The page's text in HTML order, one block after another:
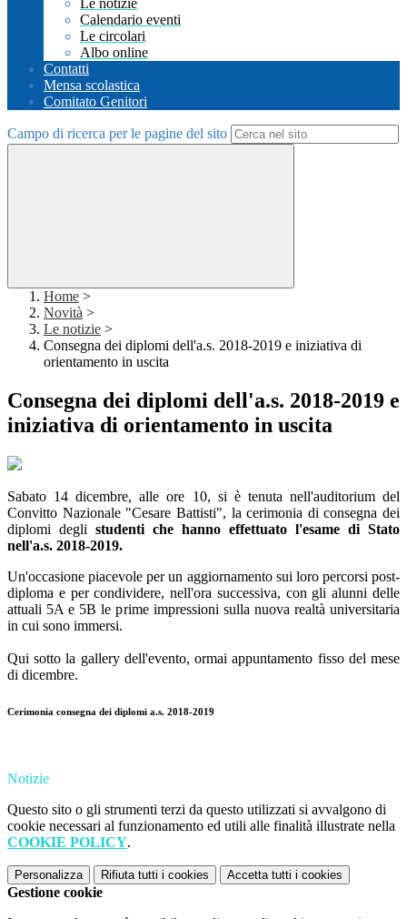
Le notizie
Calendario eventi
Le circolari
Albo online
Contatti
Mensa scolastica
Comitato Genitori
Campo di ricerca per le pagine del sito
Home >
Novità >
Le notizie >
Consegna dei diplomi dell'a.s. 2018-2019 e iniziativa di
orientamento in uscita
Consegna dei diplomi dell'a.s. 2018-2019 e
iniziativa di orientamento in uscita
Sabato 14 dicembre, alle ore 10, si è tenuta nell'auditorium del
Convitto Nazionale "Cesare Battisti", la cerimonia di consegna dei
diplomi degli studenti che hanno effettuato l'esame di Stato
nell'a.s. 2018-2019.
Un'occasione piacevole per un aggiornamento sui loro percorsi post-
diploma e per condividere, nell'ora successiva, con gli alunni delle
attuali 5A e 5B le prime impressioni sulla nuova realtà universitaria
in cui sono immersi.
Qui sotto la gallery dell'evento, ormai appuntamento fisso del mese
di dicembre.
Cerimonia consegna dei diplomi a.s. 2018-2019
Notizie
Questo sito o gli strumenti terzi da questo utilizzati si avvalgono di
cookie necessari al funzionamento ed utili alle finalità illustrate nella
COOKIE POLICY.
Personalizza Rifiuta tutti i cookies Accetta tutti i cookies
Gestione cookie